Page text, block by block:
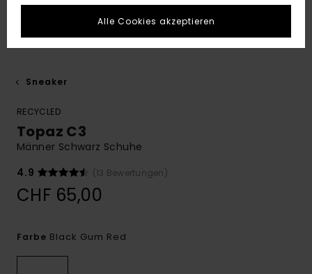
Sneaker
RECYCLED
Topaz C3
Männer Schwarz Schuhe
4.9
(13 Bewertungen)
CHF 65,00
Farbe Black Gum Red
Alle Cookies akzeptieren